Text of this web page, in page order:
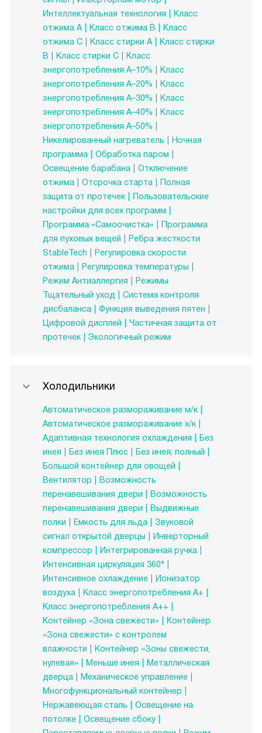
Интеллектуальная технология
Класс
отжима A
Класс отжима B
Класс
отжима C
Класс стирки A
Класс стирки
B
Класс стирки C
Класс
энергопотребления A–10%
Класс
энергопотребления A–20%
Класс
энергопотребления A–30%
Класс
энергопотребления A–40%
Класс
энергопотребления A–50%
Никелированный нагреватель
Ночная
программа
Обработка паром
Освещение барабана
Отключение
отжима
Отсрочка старта
Полная
защита от протечек
Пользовательские
настройки для всех программ
Программа «Самоочистка»
Программа
для пуховых вещей
Ребра жесткости
StableTech
Регулировка скорости
отжима
Регулировка температуры
Режим Антиаллергия
Режимы
Тщательный уход
Система контроля
дисбаланса
Функция выведения пятен
Цифровой дисплей
Частичная защита от
протечек
Экологичный режим
Холодильники
Автоматическое размораживание м/к
Автоматическое размораживание х/к
Адаптивная технология охлаждения
Без
инея
Без инея Плюс
Без инея, полный
Большой контейнер для овощей
Вентилятор
Возможность
перенавешивания двери
Возможность
перенавешивания двери
Выдвижные
полки
Емкость для льда
Звуковой
сигнал открытой дверцы
Инверторный
компрессор
Интегрированная ручка
Интенсивная циркуляция 360°
Интенсивное охлаждение
Ионизатор
воздуха
Класс энергопотребления А+
Класс энергопотребления А++
Контейнер «Зона свежести»
Контейнер
«Зона свежести» с контролем
влажности
Контейнер «Зоны свежести,
нулевая»
Меньше инея
Металлическая
дверца
Механическое управление
Многофункциональный контейнер
Нержавеющая сталь
Освещение на
потолке
Освещение сбоку